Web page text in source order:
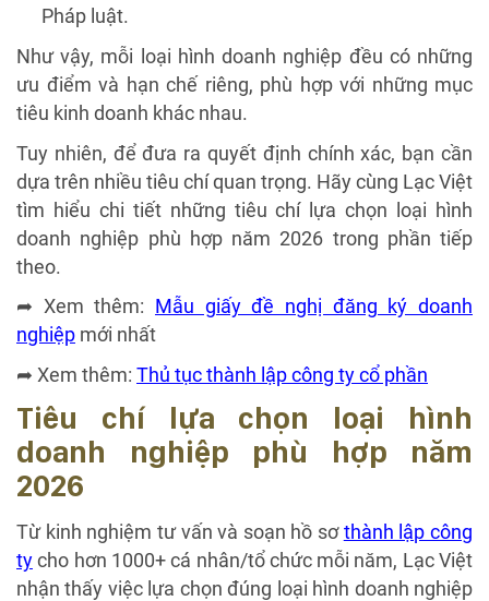
Pháp luật.
Như vậy, mỗi loại hình doanh nghiệp đều có những
ưu điểm và hạn chế riêng, phù hợp với những mục
tiêu kinh doanh khác nhau.
Tuy nhiên, để đưa ra quyết định chính xác, bạn cần
dựa trên nhiều tiêu chí quan trọng. Hãy cùng Lạc Việt
tìm hiểu chi tiết những tiêu chí lựa chọn loại hình
doanh nghiệp phù hợp năm 2026 trong phần tiếp
theo.
➦ Xem thêm: Mẫu giấy đề nghị đăng ký doanh
nghiệp mới nhất
➦ Xem thêm: Thủ tục thành lập công ty cổ phần
Tiêu chí lựa chọn loại hình
doanh nghiệp phù hợp năm
2026
Từ kinh nghiệm tư vấn và soạn hồ sơthành lập công
tycho hơn 1000+ cá nhân/tổ chức mỗi năm, Lạc Việt
nhận thấy việc lựa chọn đúng loại hình doanh nghiệp